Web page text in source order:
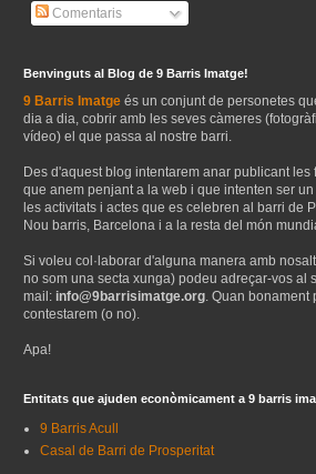
Comentaris
Benvinguts al Blog de 9 Barris Imatge!
9 Barris Imatge és un conjunt de personetes
dia a dia, cobrir amb les seves càmeres
vídeo) el que passa al nostre barri.
Des d'aquest blog intentarem anar publicant les
que anem penjant a la web i que intenten ser un
les activitats i actes que es celebren al barri de
Nou barris, Barcelona i a la resta del món
Si voleu col·laborar d'alguna manera amb
no som una secta xunga) podeu adreçar-vos al
mail: info@9barrisimatge.org. Quan bonament
contestarem (o no).
Apa!
Entitats que ajuden econòmicament a 9 barris
9 Barris Acull
Casal de Barri de Prosperitat